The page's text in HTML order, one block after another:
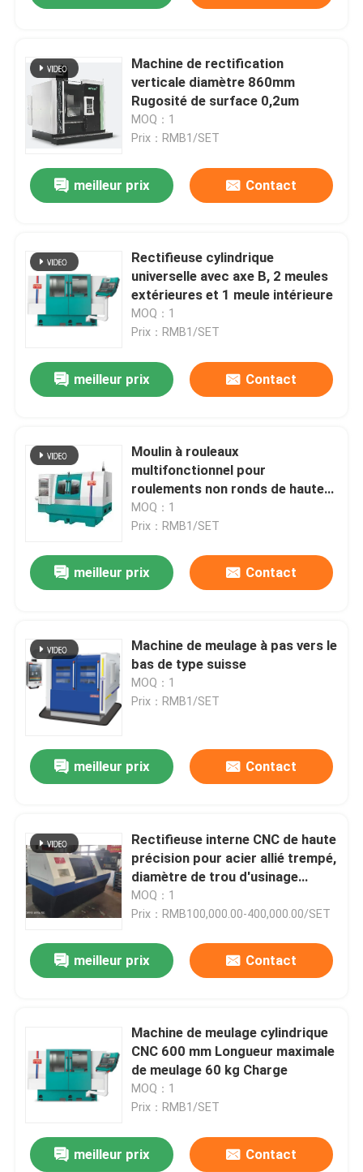
À la maison
À propos de nous
Machine de rectification
verticale diamètre 860mm
Rugosité de surface 0,2um
MOQ：1
Prix：RMB1/SET
meilleur prix Contact
Rectifieuse cylindrique
universelle avec axe B, 2 meules
extérieures et 1 meule intérieure
MOQ：1
Prix：RMB1/SET
meilleur prix Contact
Moulin à rouleaux
multifonctionnel pour
roulements non ronds de haute
précision
MOQ：1
Prix：RMB1/SET
meilleur prix Contact
Machine de meulage à pas vers le
bas de type suisse
MOQ：1
Prix：RMB1/SET
meilleur prix Contact
Rectifieuse interne CNC de haute
précision pour acier allié trempé,
diamètre de trou d'usinage
maximum 300 mm, avance de
rectification minimale 0,001 mm
MOQ：1
Prix：RMB100,000.00-400,000.00/SET
meilleur prix Contact
Machine de meulage cylindrique
CNC 600 mm Longueur maximale
de meulage 60 kg Charge
MOQ：1
Prix：RMB1/SET
meilleur prix Contact
Machine de meulage du vilebrequin 3 m/min, machine de découpe anti-collision du vilebrequin-G1